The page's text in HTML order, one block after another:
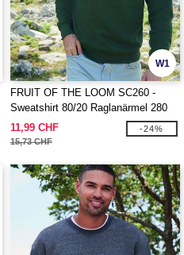
W1
FRUIT OF THE LOOM SC260 -
Sweatshirt 80/20 Raglanärmel 280
11,99 CHF
15,73 CHF
-24%